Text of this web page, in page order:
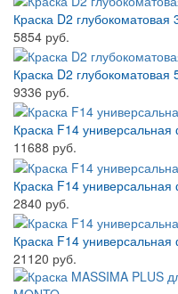
Краска D2 глубокоматовая
5854 руб.
Краска D2 глубокоматовая
9336 руб.
Краска F14
11688 руб.
Краска F14
2840 руб.
Краска F14
21120 руб.